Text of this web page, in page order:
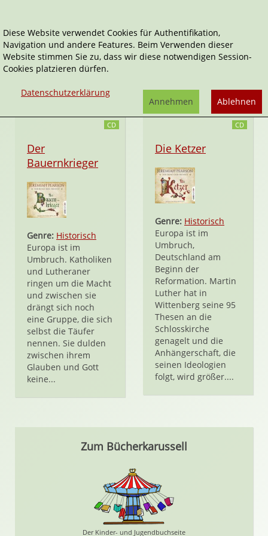
Ranja Bonalana
Tätigkeitsfelder:
CD
Der
Bauernkrieger
Genre: Historisch
Europa ist im
Umbruch. Katholiken
und Lutheraner
ringen um die Macht
und zwischen sie
drängt sich noch
eine Gruppe, die sich
selbst die Täufer
nennen. Sie dulden
zwischen ihrem
Glauben und Gott
keine...
CD
Die Ketzer
Genre: Historisch
Europa ist im
Umbruch,
Deutschland am
Beginn der
Reformation. Martin
Luther hat in
Wittenberg seine 95
Thesen an die
Schlosskirche
genagelt und die
Anhängerschaft, die
seinen Ideologien
folgt, wird größer....
Zum Bücherkarussell
Der Kinder- und Jugendbuchseite
Diese Website verwendet Cookies für Authentifikation,
Navigation und andere Features. Beim Verwenden dieser
Website stimmen Sie zu, dass wir diese notwendigen Session-
Cookies platzieren dürfen.
Datenschutzerklärung
Ablehnen
Annehmen